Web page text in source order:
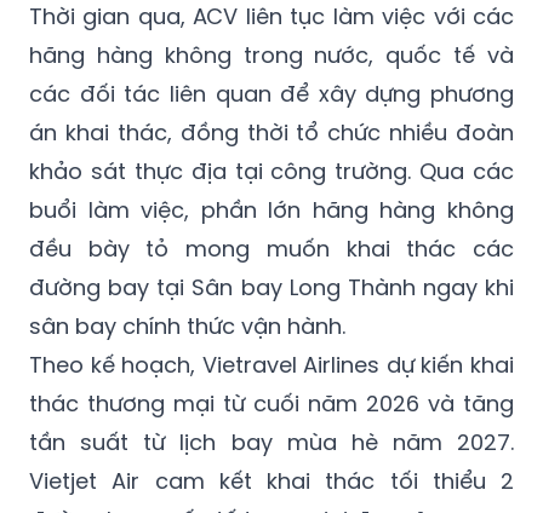
Thời gian qua, ACV liên tục làm việc với các
hãng hàng không trong nước, quốc tế và
các đối tác liên quan để xây dựng phương
án khai thác, đồng thời tổ chức nhiều đoàn
khảo sát thực địa tại công trường. Qua các
buổi làm việc, phần lớn hãng hàng không
đều bày tỏ mong muốn khai thác các
đường bay tại Sân bay Long Thành ngay khi
sân bay chính thức vận hành.
Theo kế hoạch, Vietravel Airlines dự kiến khai
thác thương mại từ cuối năm 2026 và tăng
tần suất từ lịch bay mùa hè năm 2027.
Vietjet Air cam kết khai thác tối thiểu 2